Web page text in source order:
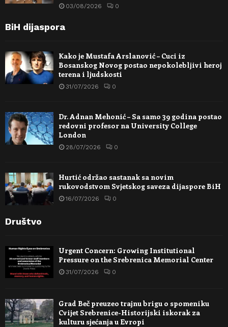
03/08/2026 0
BiH dijaspora
Kako je Mustafa Arslanović – Cuci iz
Bosanskog Novog postao nepokolebljivi heroj
terena i ljudskosti
31/07/2026 0
Dr. Adnan Mehonić – Sa samo 39 godina postao
redovni profesor na University College
London
28/07/2026 0
Hurtić održao sastanak sa novim
rukovodstvom Svjetskog saveza dijaspore BiH
16/07/2026 0
Društvo
Urgent Concern: Growing Institutional
Pressure on the Srebrenica Memorial Center
31/07/2026 0
Grad Beč preuzeo trajnu brigu o spomeniku
Cvijet Srebrenice-Historijski iskorak za
kulturu sjećanja u Evropi